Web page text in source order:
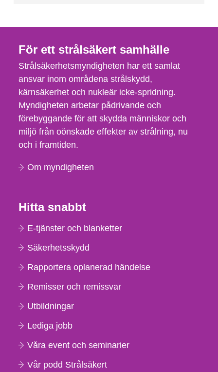
För ett strålsäkert samhälle
Strålsäkerhetsmyndigheten har ett samlat
ansvar inom områdena strålskydd,
kärnsäkerhet och nukleär icke-spridning.
Myndigheten arbetar pådrivande och
förebyggande för att skydda människor och
miljö från oönskade effekter av strålning, nu
och i framtiden.
Om myndigheten
Hitta snabbt
E-tjänster och blanketter
Säkerhetsskydd
Rapportera oplanerad händelse
Remisser och remissvar
Utbildningar
Lediga jobb
Våra event och seminarier
Vår podd Strålsäkert